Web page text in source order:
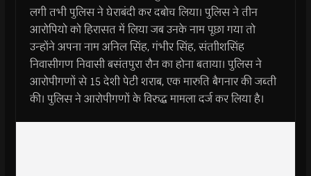
लगी तभी पुलिस ने घेराबंदी कर दबोच लिया। पुलिस ने तीन
आरोपियो को हिरासत में लिया जब उनके नाम पूछा गया तो
उन्होंने अपना नाम अनिल सिंह, गंभीर सिंह, संताीशसिंह
निवासीगण निवासी बसंतपुरा रौन का होना बताया। पुलिस ने
आरोपीगणों से 15 देशी पेटी शराब, एक मारुति बैगनार की जब्ती
की। पुलिस ने आरोपीगणों के विरुद्ध मामला दर्ज कर लिया है।